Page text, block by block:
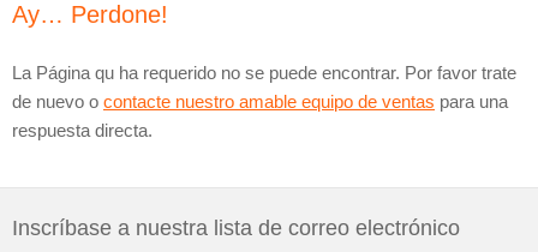
Ay… Perdone!
La Página qu ha requerido no se puede encontrar. Por favor trate
de nuevo o contacte nuestro amable equipo de ventas para una
respuesta directa.
Inscríbase a nuestra lista de correo electrónico